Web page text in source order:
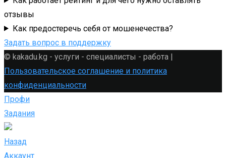
отзывы
Как предостеречь себя от мошенечества?
Задать вопрос в поддержку
© kakadu.kg - услуги - специалисты - работа |
Пользовательское соглашение и политика
конфиденциальности
Профи
Задания
Назад
Аккаунт